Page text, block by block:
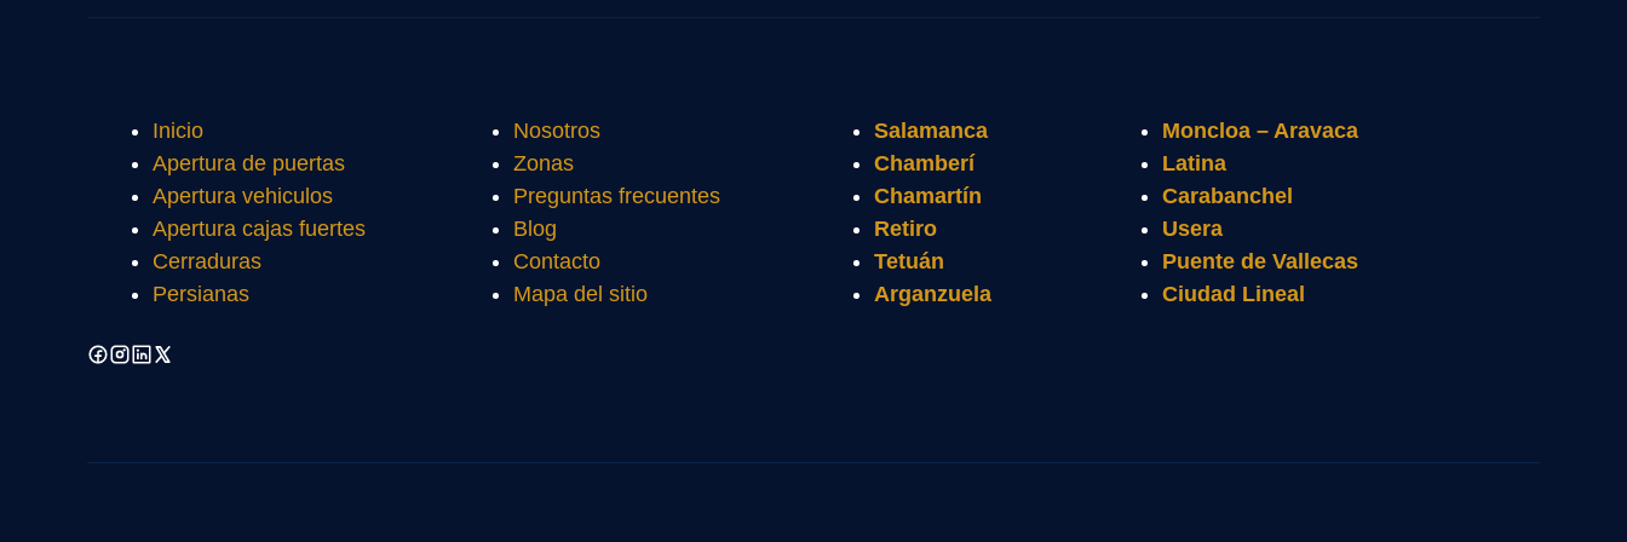
Inicio
Apertura de puertas
Apertura vehiculos
Apertura cajas fuertes
Cerraduras
Persianas
Nosotros
Zonas
Preguntas frecuentes
Blog
Contacto
Mapa del sitio
Salamanca
Chamberí
Chamartín
Retiro
Tetuán
Arganzuela
Moncloa – Aravaca
Latina
Carabanchel
Usera
Puente de Vallecas
Ciudad Lineal